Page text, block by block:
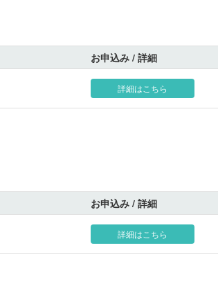
お申込み / 詳細
詳細はこちら
お申込み / 詳細
詳細はこちら